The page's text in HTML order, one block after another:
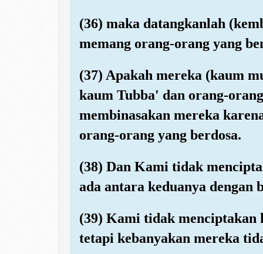
(36) maka datangkanlah
memang orang-orang yang
(37) Apakah mereka (kaum
kaum Tubba' dan orang-
membinasakan mereka
orang-orang yang berdosa.
(38) Dan Kami tidak
ada antara keduanya dengan
(39) Kami tidak menciptakan
tetapi kebanyakan mereka